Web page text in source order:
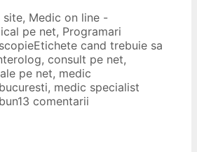
site, Medic on line -
pe net, Programari
Etichete cand trebuie sa
, consult pe net,
pe net, medic
, medic specialist
13 comentarii